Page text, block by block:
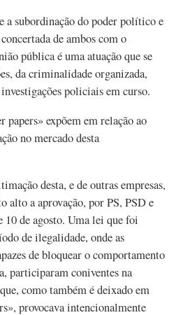
a subordinação do poder político e
de ambos com o
pública é uma atuação que se
da criminalidade organizada,
policiais em curso.
papers» expõem em relação ao
no mercado desta
desta, e de outras empresas,
alto a aprovação, por PS, PSD e
de agosto. Uma lei que foi
de ilegalidade, onde as
de bloquear o comportamento
participaram coniventes na
como também é deixado em
provocava intencionalmente